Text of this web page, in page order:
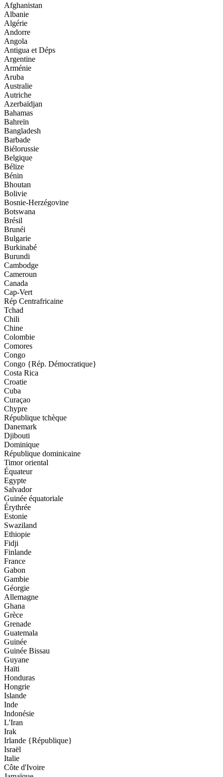
Afghanistan
Albanie
Algérie
Andorre
Angola
Antigua et Déps
Argentine
Arménie
Aruba
Australie
Autriche
Azerbaïdjan
Bahamas
Bahreïn
Bangladesh
Barbade
Biélorussie
Belgique
Bélize
Bénin
Bhoutan
Bolivie
Bosnie-Herzégovine
Botswana
Brésil
Brunéi
Bulgarie
Burkinabé
Burundi
Cambodge
Cameroun
Canada
Cap-Vert
Rép Centrafricaine
Tchad
Chili
Chine
Colombie
Comores
Congo
Congo {Rép. Démocratique}
Costa Rica
Croatie
Cuba
Curaçao
Chypre
République tchèque
Danemark
Djibouti
Dominique
République dominicaine
Timor oriental
Équateur
Egypte
Salvador
Guinée équatoriale
Érythrée
Estonie
Swaziland
Ethiopie
Fidji
Finlande
France
Gabon
Gambie
Géorgie
Allemagne
Ghana
Grèce
Grenade
Guatemala
Guinée
Guinée Bissau
Guyane
Haïti
Honduras
Hongrie
Islande
Inde
Indonésie
L'Iran
Irak
Irlande {République}
Israël
Italie
Côte d'Ivoire